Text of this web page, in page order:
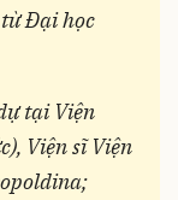
Đại học
tại Viện
Viện sĩ Viện